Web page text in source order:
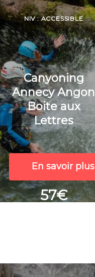
NIV : ACCESSIBLE
Canyoning
Annecy Angon
Boite aux
Lettres
En savoir plus
57€